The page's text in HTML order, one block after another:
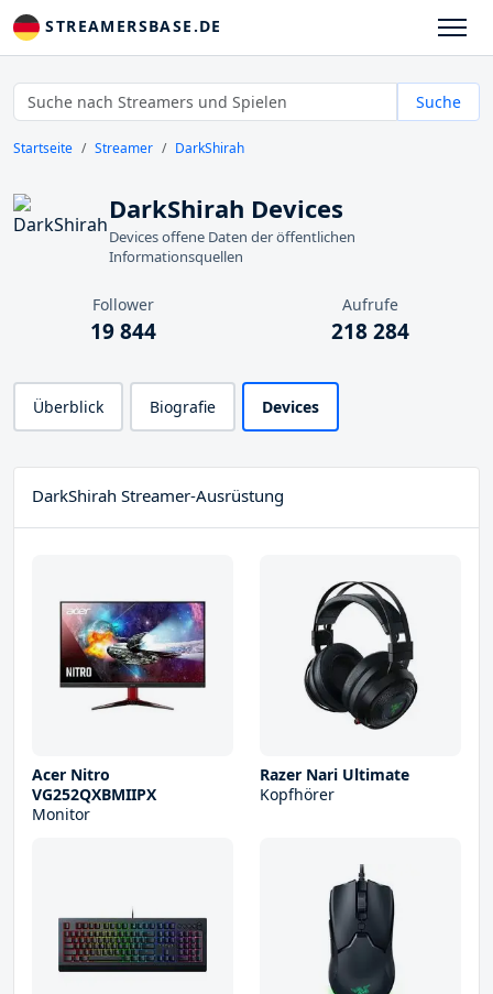
STREAMERSBASE.DE
Suche
Startseite Streamer DarkShirah
DarkShirah Devices
Devices offene Daten der öffentlichen
Informationsquellen
Follower
19 844
Aufrufe
218 284
Überblick Biografie Devices
DarkShirah Streamer-Ausrüstung
Acer Nitro
VG252QXBMIIPX
Monitor
Razer Nari Ultimate
Kopfhörer